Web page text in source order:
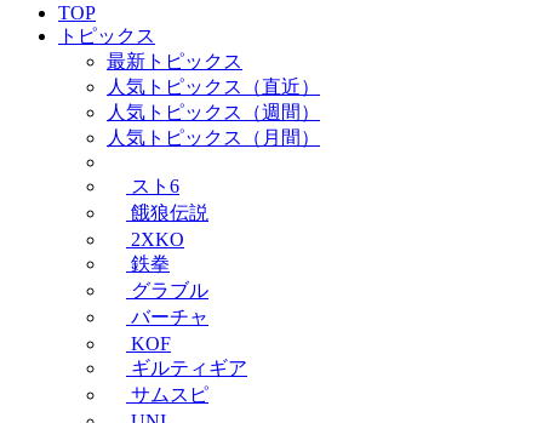
TOP
トピックス
最新トピックス
人気トピックス（直近）
人気トピックス（週間）
人気トピックス（月間）
スト6
餓狼伝説
2XKO
鉄拳
グラブル
バーチャ
KOF
ギルティギア
サムスピ